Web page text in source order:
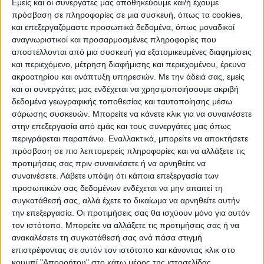
Εμείς και οι συνεργάτες μας αποθηκεύουμε και/ή έχουμε
πρόσβαση σε πληροφορίες σε μια συσκευή, όπως τα cookies,
και επεξεργαζόμαστε προσωπικά δεδομένα, όπως μοναδικοί
αναγνωριστικοί και προσαρμοσμένες πληροφορίες που
αποστέλλονται από μια συσκευή για εξατομικευμένες διαφημίσεις
και περιεχόμενο, μέτρηση διαφήμισης και περιεχομένου, έρευνα
ακροατηρίου και ανάπτυξη υπηρεσιών. Με την άδειά σας, εμείς
και οι συνεργάτες μας ενδέχεται να χρησιμοποιήσουμε ακριβή
δεδομένα γεωγραφικής τοποθεσίας και ταυτοποίησης μέσω
σάρωσης συσκευών. Μπορείτε να κάνετε κλικ για να συναινέσετε
στην επεξεργασία από εμάς και τους συνεργάτες μας όπως
περιγράφεται παραπάνω. Εναλλακτικά, μπορείτε να αποκτήσετε
πρόσβαση σε πιο λεπτομερείς πληροφορίες και να αλλάξετε τις
προτιμήσεις σας πριν συναινέσετε ή να αρνηθείτε να
συναινέσετε. Λάβετε υπόψη ότι κάποια επεξεργασία των
προσωπικών σας δεδομένων ενδέχεται να μην απαιτεί τη
συγκατάθεσή σας, αλλά έχετε το δικαίωμα να αρνηθείτε αυτήν
την επεξεργασία. Οι προτιμήσεις σας θα ισχύουν μόνο για αυτόν
τον ιστότοπο. Μπορείτε να αλλάξετε τις προτιμήσεις σας ή να
ανακαλέσετε τη συγκατάθεσή σας ανά πάσα στιγμή
επιστρέφοντας σε αυτόν τον ιστότοπο και κάνοντας κλικ στο
Νετανιάχου, αλλά επεσήμανε ότι με τη
βοήθεια των ΗΠΑ σχεδόν όλα τα ιρανικά
drones και οι πύραυλοι αναχαιτίστηκαν.
Υποστήριξε δε ότι αυτό από μόνο του
έστειλε «ένα ξεκάθαρο μήνυμα στους
εχθρούς του Ισραήλ ότι δεν μπορούν να
απειλήσουν αποτελεσματικά την ασφάλειά
του».
Σύμφωνα με τον αναλυτή του Atlantic
Council, Τζόναθαν Πάνικοφ, «στην καλύτερη
περίπτωση ο Νετανιάχου θα κάνει βήματα
για επιθέσεις εναντίον ιρανικών στόχων,
πιθανώς εντός του Ιράν, με συγκεκριμένο,
συγκρατημένο τρόπο που δεν θα οδηγήσει
σε άλλη μια έντονη απάντηση από την
Τεχεράνη. Στο χειρότερο σενάριο η